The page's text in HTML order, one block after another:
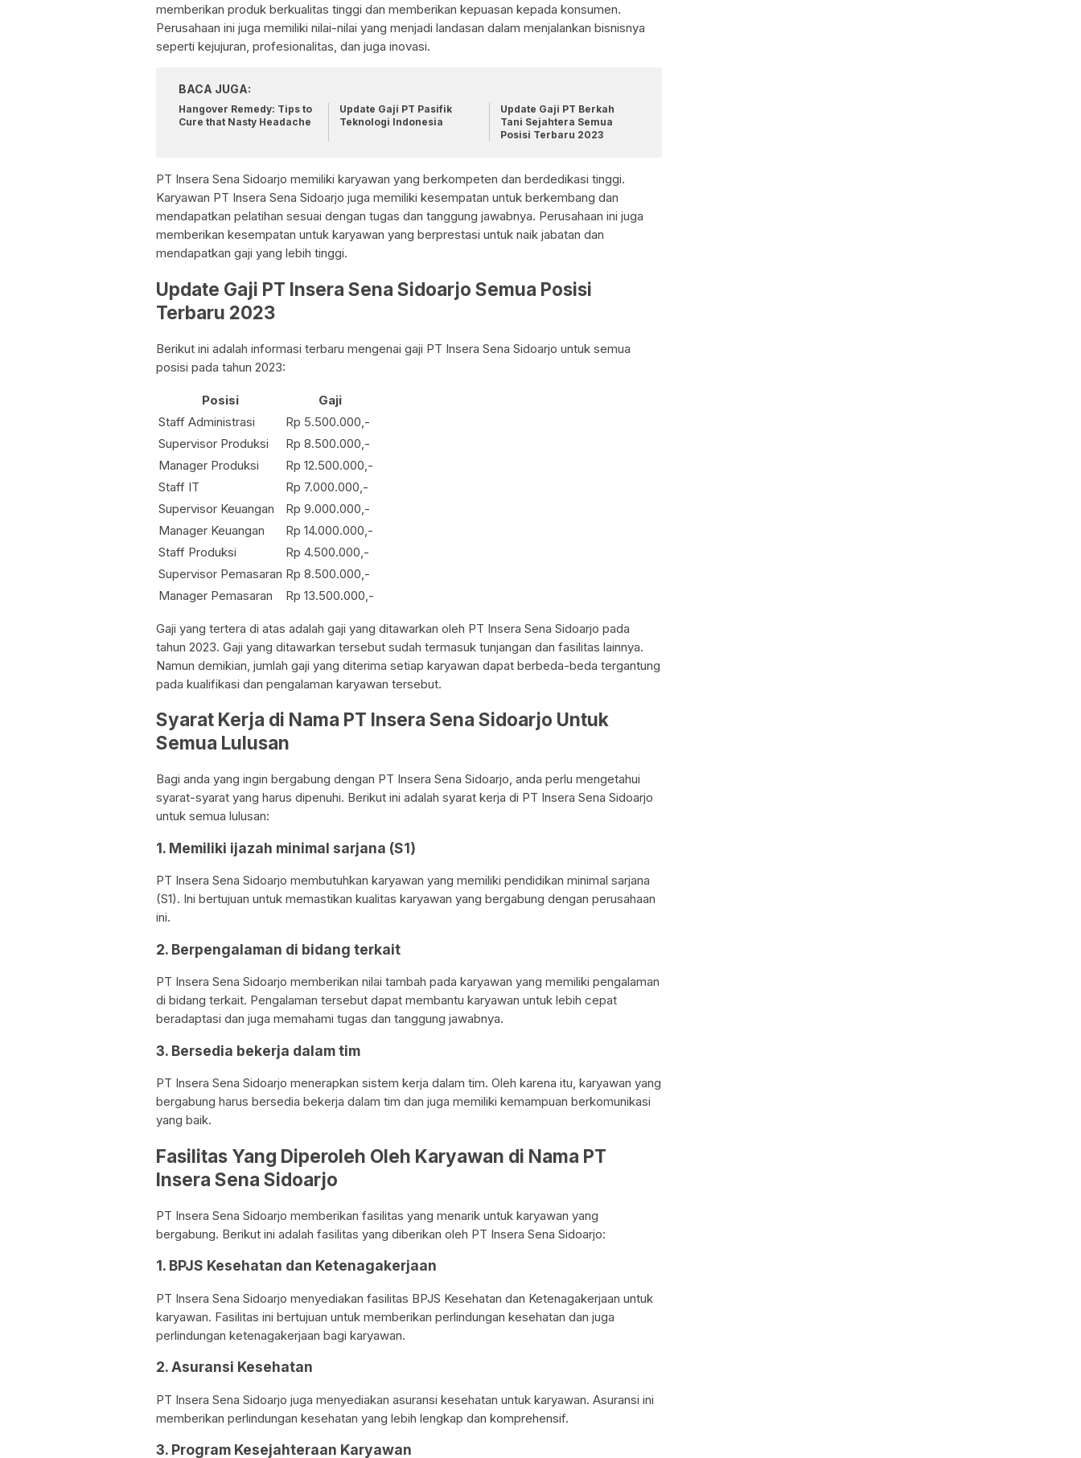
memberikan produk berkualitas tinggi dan memberikan kepuasan kepada konsumen.
Perusahaan ini juga memiliki nilai-nilai yang menjadi landasan dalam menjalankan bisnisnya
seperti kejujuran, profesionalitas, dan juga inovasi.
BACA JUGA:
Hangover Remedy: Tips to
Cure that Nasty Headache
Update Gaji PT Pasifik
Teknologi Indonesia
Update Gaji PT Berkah
Tani Sejahtera Semua
Posisi Terbaru 2023
PT Insera Sena Sidoarjo memiliki karyawan yang berkompeten dan berdedikasi tinggi.
Karyawan PT Insera Sena Sidoarjo juga memiliki kesempatan untuk berkembang dan
mendapatkan pelatihan sesuai dengan tugas dan tanggung jawabnya. Perusahaan ini juga
memberikan kesempatan untuk karyawan yang berprestasi untuk naik jabatan dan
mendapatkan gaji yang lebih tinggi.
Update Gaji PT Insera Sena Sidoarjo Semua Posisi
Terbaru 2023
Berikut ini adalah informasi terbaru mengenai gaji PT Insera Sena Sidoarjo untuk semua
posisi pada tahun 2023:
Posisi
Gaji
Staff Administrasi
Rp 5.500.000,-
Supervisor Produksi
Rp 8.500.000,-
Manager Produksi
Rp 12.500.000,-
Staff IT
Rp 7.000.000,-
Supervisor Keuangan
Rp 9.000.000,-
Manager Keuangan
Rp 14.000.000,-
Staff Produksi
Rp 4.500.000,-
Supervisor Pemasaran Rp 8.500.000,-
Manager Pemasaran
Rp 13.500.000,-
Gaji yang tertera di atas adalah gaji yang ditawarkan oleh PT Insera Sena Sidoarjo pada
tahun 2023. Gaji yang ditawarkan tersebut sudah termasuk tunjangan dan fasilitas lainnya.
Namun demikian, jumlah gaji yang diterima setiap karyawan dapat berbeda-beda tergantung
pada kualifikasi dan pengalaman karyawan tersebut.
Syarat Kerja di Nama PT Insera Sena Sidoarjo Untuk
Semua Lulusan
Bagi anda yang ingin bergabung dengan PT Insera Sena Sidoarjo, anda perlu mengetahui
syarat-syarat yang harus dipenuhi. Berikut ini adalah syarat kerja di PT Insera Sena Sidoarjo
untuk semua lulusan:
1. Memiliki ijazah minimal sarjana (S1)
PT Insera Sena Sidoarjo membutuhkan karyawan yang memiliki pendidikan minimal sarjana
(S1). Ini bertujuan untuk memastikan kualitas karyawan yang bergabung dengan perusahaan
ini.
2. Berpengalaman di bidang terkait
PT Insera Sena Sidoarjo memberikan nilai tambah pada karyawan yang memiliki pengalaman
di bidang terkait. Pengalaman tersebut dapat membantu karyawan untuk lebih cepat
beradaptasi dan juga memahami tugas dan tanggung jawabnya.
3. Bersedia bekerja dalam tim
PT Insera Sena Sidoarjo menerapkan sistem kerja dalam tim. Oleh karena itu, karyawan yang
bergabung harus bersedia bekerja dalam tim dan juga memiliki kemampuan berkomunikasi
yang baik.
Fasilitas Yang Diperoleh Oleh Karyawan di Nama PT
Insera Sena Sidoarjo
PT Insera Sena Sidoarjo memberikan fasilitas yang menarik untuk karyawan yang
bergabung. Berikut ini adalah fasilitas yang diberikan oleh PT Insera Sena Sidoarjo:
1. BPJS Kesehatan dan Ketenagakerjaan
PT Insera Sena Sidoarjo menyediakan fasilitas BPJS Kesehatan dan Ketenagakerjaan untuk
karyawan. Fasilitas ini bertujuan untuk memberikan perlindungan kesehatan dan juga
perlindungan ketenagakerjaan bagi karyawan.
2. Asuransi Kesehatan
PT Insera Sena Sidoarjo juga menyediakan asuransi kesehatan untuk karyawan. Asuransi ini
memberikan perlindungan kesehatan yang lebih lengkap dan komprehensif.
3. Program Kesejahteraan Karyawan